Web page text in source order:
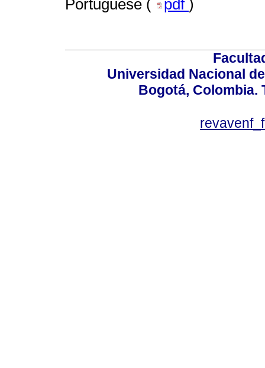
Portuguese ( pdf )
Universidad Nacional
Bogotá, Colombia.